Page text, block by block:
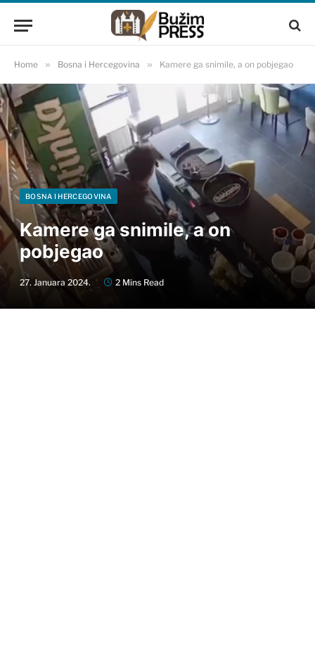
Home » Bosna i Hercegovina » Kamere ga snimile, a on pobjegao
BOSNA I HERCEGOVINA
Kamere ga snimile, a on
pobjegao
27. Januara 2024. 2 Mins Read